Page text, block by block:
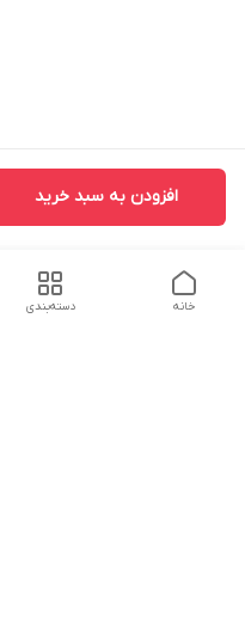
افزودن به سبد خرید
دسته‌بندی خانه